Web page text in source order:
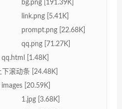
bg.png [191.39K]
link.png [5.41K]
prompt.png [22.68K]
qq.png [71.27K]
qq.html [1.48K]
下滚动条 [24.48K]
images [20.59K]
1.jpg [3.68K]